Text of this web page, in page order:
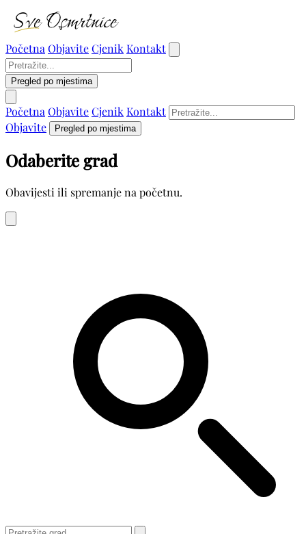
Početna ObjaviteCjenik Kontakt
Pregled po mjestima
Početna ObjaviteCjenik Kontakt
Objavite
Pregled po mjestima
Odaberite grad
Obavijesti ili spremanje na početnu.